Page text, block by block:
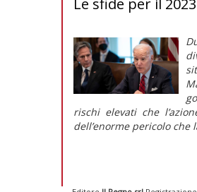
rischi elevati che
dell’enorme pericolo